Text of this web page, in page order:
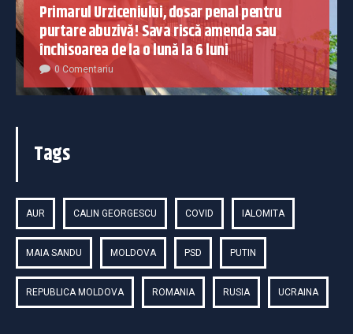
Primarul Urziceniului, dosar penal pentru
purtare abuzivă! Sava riscă amenda sau
închisoarea de la o lună la 6 luni
0 Comentariu
Tags
AUR CALIN GEORGESCU COVID IALOMITA
MAIA SANDU MOLDOVA PSD PUTIN
REPUBLICA MOLDOVA ROMANIA RUSIA UCRAINA